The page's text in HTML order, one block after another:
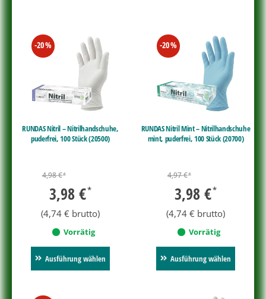
-20%
RUNDAS Nitril – Nitrilhandschuhe,
puderfrei, 100 Stück (20500)
4,98€*
3,98€*
(4,74 € brutto)
Vorrätig
Ausführung wählen
-20%
RUNDAS Nitril Mint – Nitrilhandschuhe
mint, puderfrei, 100 Stück (20700)
4,97€*
3,98€*
(4,74 € brutto)
Vorrätig
Ausführung wählen